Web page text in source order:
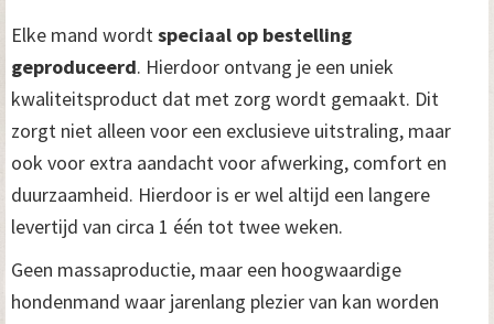
Elke mand wordtspeciaal op bestelling
geproduceerd. Hierdoor ontvang je een uniek
kwaliteitsproduct dat met zorg wordt gemaakt. Dit
zorgt niet alleen voor een exclusieve uitstraling, maar
ook voor extra aandacht voor afwerking, comfort en
duurzaamheid. Hierdoor is er wel altijd een langere
levertijd van circa 1 één tot twee weken.
Geen massaproductie, maar een hoogwaardige
hondenmand waar jarenlang plezier van kan worden